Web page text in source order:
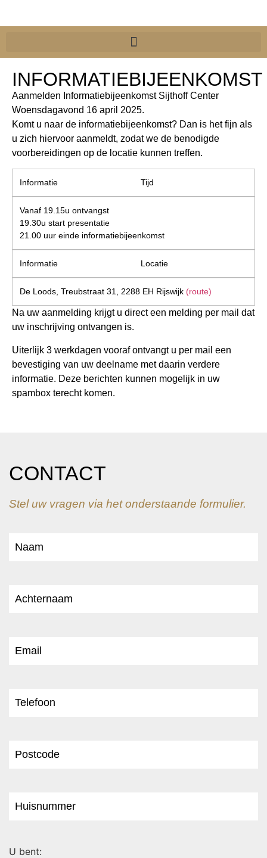
INFORMATIEBIJEENKOMST
Aanmelden Informatiebijeenkomst Sijthoff Center
Woensdagavond 16 april 2025.
Komt u naar de informatiebijeenkomst? Dan is het fijn als
u zich hiervoor aanmeldt, zodat we de benodigde
voorbereidingen op de locatie kunnen treffen.
Tijd
Vanaf 19.15u ontvangst
19.30u start presentatie
21.00 uur einde informatiebijeenkomst
Locatie
De Loods, Treubstraat 31, 2288 EH Rijswijk (route)
Na uw aanmelding krijgt u direct een melding per mail dat
uw inschrijving ontvangen is.
Uiterlijk 3 werkdagen vooraf ontvangt u per mail een
bevestiging van uw deelname met daarin verdere
informatie. Deze berichten kunnen mogelijk in uw
spambox terecht komen.
CONTACT
Stel uw vragen via het onderstaande formulier.
U bent: